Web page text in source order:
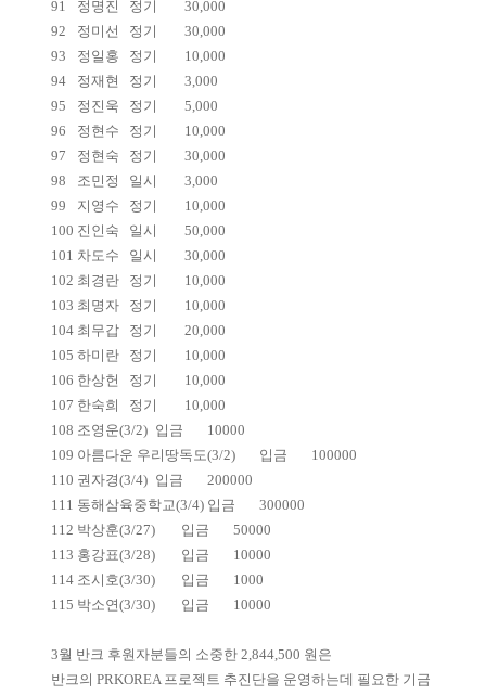
91
정명진 정기
30,000
92
정미선 정기
30,000
93
정일홍 정기
10,000
94
정재현 정기
3,000
95
정진욱 정기
5,000
96
정현수 정기
10,000
97
정현숙 정기
30,000
98
조민정 일시
3,000
99
지영수 정기
10,000
100 진인숙 일시
50,000
101 차도수 일시
30,000
102 최경란 정기
10,000
103 최명자 정기
10,000
104 최무갑 정기
20,000
105 하미란 정기
10,000
106 한상헌 정기
10,000
107 한숙희 정기
10,000
108 조영운(3/2) 입금
10000
109 아름다운 우리땅독도(3/2) 입금
100000
110 권자경(3/4) 입금
200000
111 동해삼육중학교(3/4) 입금
300000
112 박상훈(3/27) 입금
50000
113 홍강표(3/28) 입금
10000
114 조시호(3/30) 입금
1000
115 박소연(3/30) 입금 10000
3월 반크 후원자분들의 소중한 2,844,500 원은
반크의 PRKOREA 프로젝트 추진단을 운영하는데 필요한 기금